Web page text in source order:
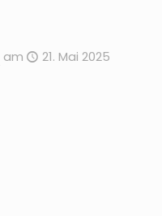
am 21. Mai 2025